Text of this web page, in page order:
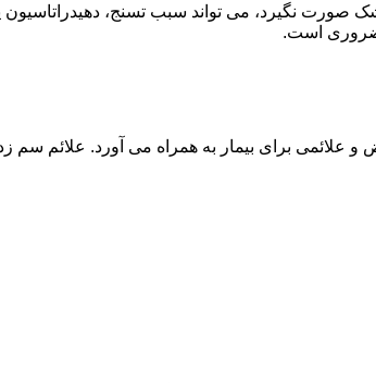
نگیرد، می تواند سبب تسنج،
ضروری است.
برای بیمار به همراه می آورد. علائم سم